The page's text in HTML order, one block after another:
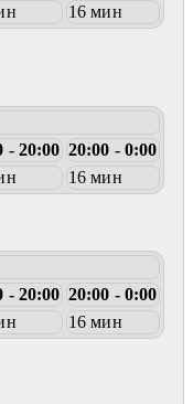
16 мин
- 20:00 20:00 - 0:00
16 мин
- 20:00 20:00 - 0:00
16 мин